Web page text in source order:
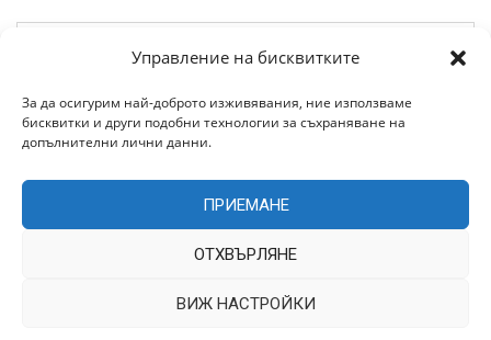
Управление на бисквитките
За да осигурим най-доброто изживявания, ние използваме
бисквитки и други подобни технологии за съхраняване на
допълнителни лични данни.
ПРИЕМАНЕ
ОТХВЪРЛЯНЕ
ВИЖ НАСТРОЙКИ
Архив